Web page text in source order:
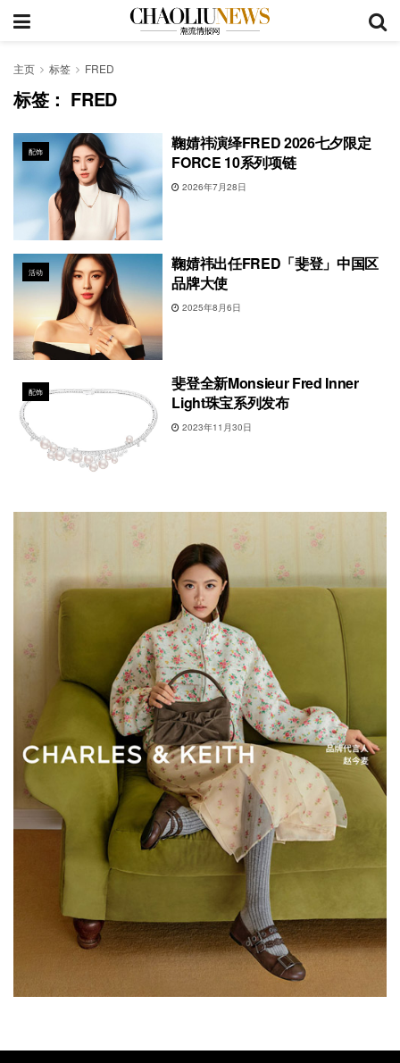
主页 标签 FRED
标签： FRED
配饰
鞠婧祎演绎FRED 2026七夕限定
FORCE 10系列项链
2026年7月28日
活动
鞠婧祎出任FRED「斐登」中国区
品牌大使
2025年8月6日
配饰
斐登全新Monsieur Fred Inner
Light珠宝系列发布
2023年11月30日